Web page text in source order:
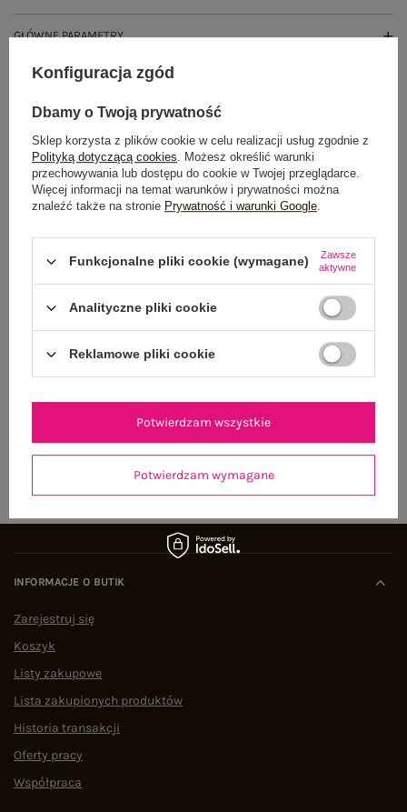
GŁÓWNE PARAMETRY
OPINIE O PRODUKCIE (1)
WYSYŁKA I DOSTAWA
ZWROTY I REKLAMACJE
NEWSLETTER
pierwsze zamówienie
INFORMACJE O BUTIK
Zarejestruj się
Koszyk
Listy zakupowe
Lista zakupionych produktów
Historia transakcji
Oferty pracy
Współpraca
Konfiguracja zgód
Dbamy o Twoją prywatność
Sklep korzysta z plików cookie w celu realizacji usług zgodnie z
Polityką dotyczącą cookies. Możesz określić warunki
przechowywania lub dostępu do cookie w Twojej przeglądarce.
Więcej informacji na temat warunków i prywatności można
znaleźć także na stronie Prywatność i warunki Google.
Funkcjonalne pliki cookie (wymagane)
Zawsze
aktywne
Analityczne pliki cookie
Reklamowe pliki cookie
Potwierdzam wymagane
Potwierdzam wszystkie